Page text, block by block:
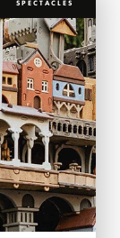
SPECTACLES